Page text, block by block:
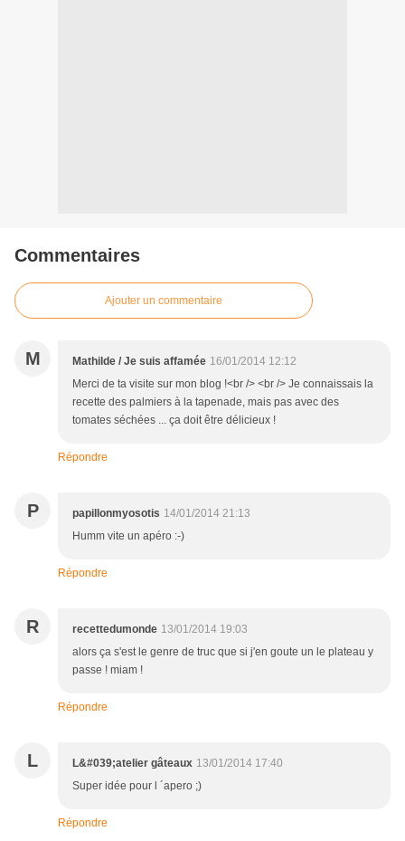
Commentaires
Ajouter un commentaire
M Mathilde / Je suis affamée 16/01/2014 12:12
Merci de ta visite sur mon blog !<br /> <br /> Je connaissais la
recette des palmiers à la tapenade, mais pas avec des
tomates séchées ... ça doit être délicieux !
Répondre
P papillonmyosotis 14/01/2014 21:13
Humm vite un apéro :-)
Répondre
R recettedumonde 13/01/2014 19:03
alors ça s'est le genre de truc que si j'en goute un le plateau y
passe ! miam !
Répondre
L L&#039;atelier gâteaux 13/01/2014 17:40
Super idée pour l ´apero ;)
Répondre